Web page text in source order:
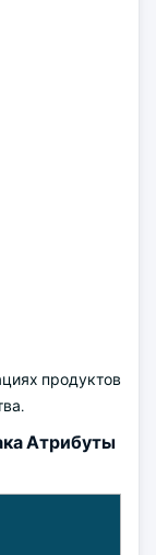
продуктов
Атрибуты